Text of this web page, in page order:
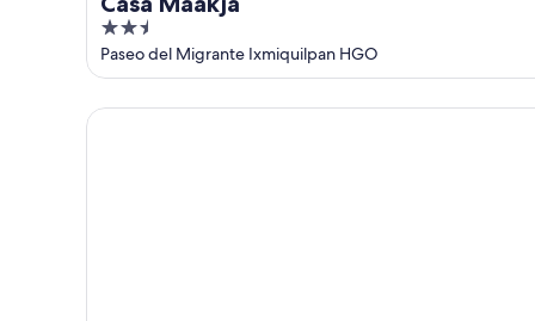
2.5
out
of
5
Paseo del Migrante Ixmiquilpan HGO
Apartahotel Villa Del Sol